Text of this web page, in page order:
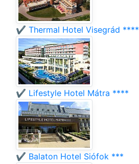
✔️ Thermal Hotel Visegrád ****
✔️ Lifestyle Hotel Mátra ****
✔️ Balaton Hotel Siófok ***